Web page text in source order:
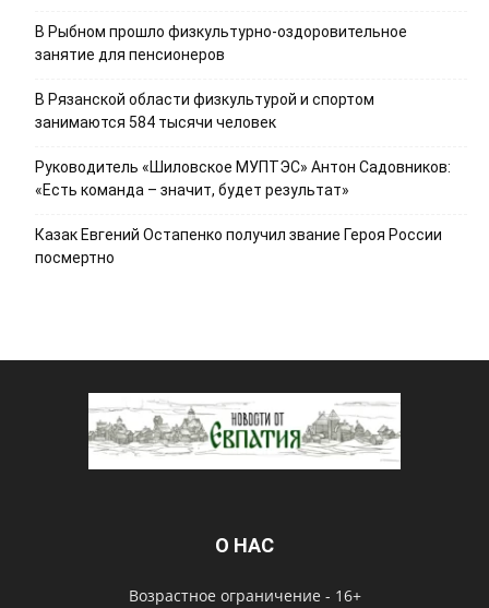
В Рыбном прошло физкультурно-оздоровительное
занятие для пенсионеров
В Рязанской области физкультурой и спортом
занимаются 584 тысячи человек
Руководитель «Шиловское МУПТЭС» Антон Садовников:
«Есть команда – значит, будет результат»
Казак Евгений Остапенко получил звание Героя России
посмертно
О НАС
Возрастное ограничение - 16+